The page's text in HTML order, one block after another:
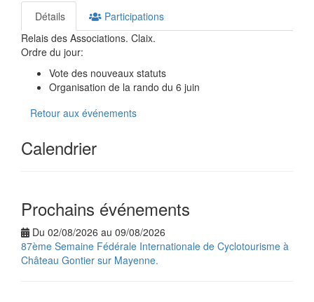
Détails
Participations
Relais des Associations. Claix.
Ordre du jour:
Vote des nouveaux statuts
Organisation de la rando du 6 juin
Retour aux événements
Calendrier
Prochains événements
Du 02/08/2026 au 09/08/2026
87ème Semaine Fédérale Internationale de Cyclotourisme à
Château Gontier sur Mayenne.